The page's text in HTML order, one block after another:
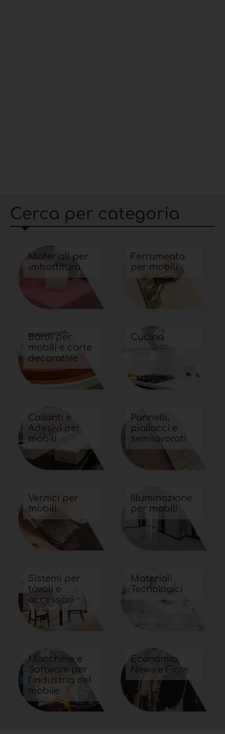
Cerca per categoria
Materiali per
imbottitura
Ferramenta
per mobili
Bordi per
mobili e carte
decorative
Cucina
Collanti e
Adesivi per
mobili
Pannelli,
piallacci e
semilavorati
Vernici per
mobili
Illuminazione
per mobili
Sistemi per
tavoli e
accessori
Materiali
Tecnologici
Macchine e
Software per
l'industria del
mobile
Economia,
News e Fiere